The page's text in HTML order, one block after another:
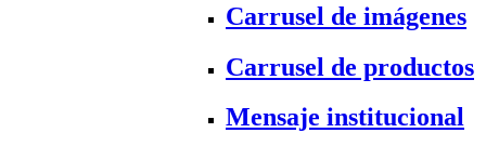
Carrusel de imágenes
Carrusel de productos
Mensaje institucional